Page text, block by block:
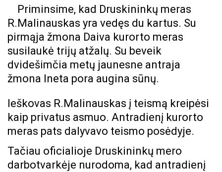
Priminsime, kad Druskininkų meras
R.Malinauskas yra vedęs du kartus. Su
pirmąja žmona Daiva kurorto meras
susilaukė trijų atžalų. Su beveik
dvidešimčia metų jaunesne antraja
žmona Ineta pora augina sūnų.
Ieškovas R.Malinauskas į teismą kreipėsi
kaip privatus asmuo. Antradienį kurorto
meras pats dalyvavo teismo posėdyje.
Tačiau oficialioje Druskininkų mero
darbotvarkėje nurodoma, kad antradienį